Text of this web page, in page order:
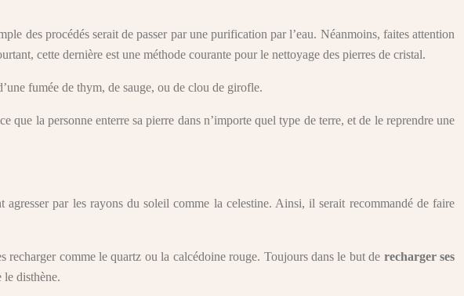
des procédés serait de passer par une purification par l’eau. Néanmoins, faites attention
cette dernière est une méthode courante pour le nettoyage des pierres de cristal.
fumée de thym, de sauge, ou de clou de girofle.
la personne enterre sa pierre dans n’importe quel type de terre, et de le reprendre une
par les rayons du soleil comme la celestine. Ainsi, il serait recommandé de faire
comme le quartz ou la calcédoine rouge. Toujours dans le but de recharger ses
le disthène.